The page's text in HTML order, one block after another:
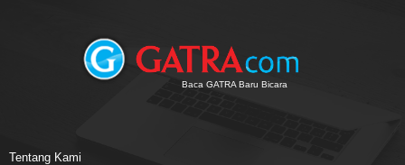
Baca GATRA Baru Bicara
Tentang Kami